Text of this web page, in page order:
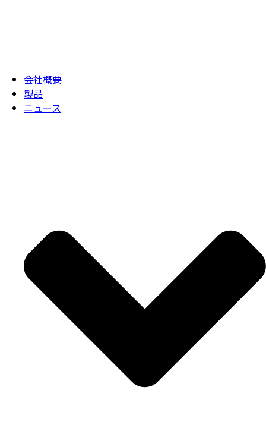
会社概要
製品
ニュース